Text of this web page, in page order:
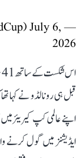
— FIFA World Cup (@FIFAWorldCup)
July 6,
2026
قبل ہی رونالڈو نے کہا
ایڈیشنز میں گول کرنے